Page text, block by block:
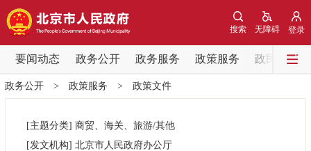
登录
无障碍
搜索
要闻动态 政务公开 政务服务 政策服务 政民互动
要闻动态
党中央精神 国务院信息
北京要闻 会议信息
政务公开> 政策服务 > 政策文件
[主题分类] 商贸、海关、旅游/其他
[发文机构] 北京市人民政府办公厅